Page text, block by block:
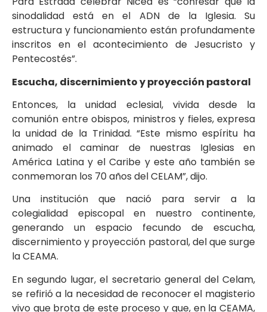
sinodalidad está en el ADN de la Iglesia. Su
estructura y funcionamiento están profundamente
inscritos en el acontecimiento de Jesucristo y
Pentecostés”.
Escucha, discernimiento y proyección pastoral
Entonces, la unidad eclesial, vivida desde la
comunión entre obispos, ministros y fieles, expresa
la unidad de la Trinidad. “Este mismo espíritu ha
animado el caminar de nuestras Iglesias en
América Latina y el Caribe y este año también se
conmemoran los 70 años del CELAM”, dijo.
Una institución que nació para servir a la
colegialidad episcopal en nuestro continente,
generando un espacio fecundo de escucha,
discernimiento y proyección pastoral, del que surge
la CEAMA.
En segundo lugar, el secretario general del Celam,
se refirió a la necesidad de reconocer el magisterio
vivo que brota de este proceso y que, en la CEAMA,